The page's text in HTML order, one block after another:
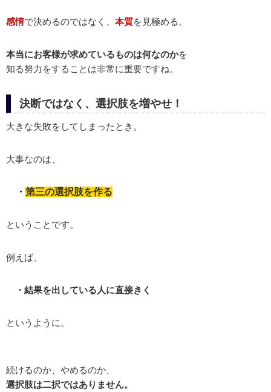
感情で決めるのではなく、 本質を見極める。
本当にお客様が求めているものは何なのかを
知る努力をすることは非常に重要ですね。
決断ではなく、選択肢を増やせ！
大きな失敗をしてしまったとき。
大事なのは、
・ 第三の選択肢を作る
ということです。
例えば、
・結果を出している人に直接きく
というように。
続けるのか、やめるのか、
選択肢は二択ではありません。